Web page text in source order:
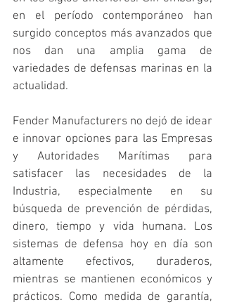
en el período contemporáneo han
surgido conceptos más avanzados que
nos dan una amplia gama de
variedades de defensas marinas en la
actualidad.
Fender Manufacturers no dejó de idear
e innovar opciones para las Empresas
y Autoridades Marítimas para
satisfacer las necesidades de la
Industria, especialmente en su
búsqueda de prevención de pérdidas,
dinero, tiempo y vida humana. Los
sistemas de defensa hoy en día son
altamente efectivos, duraderos,
mientras se mantienen económicos y
prácticos. Como medida de garantía,